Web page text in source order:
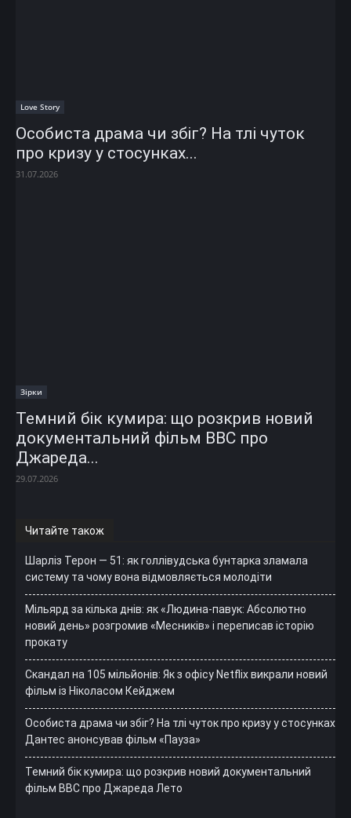
Love Story
Особиста драма чи збіг? На тлі чуток
про кризу у стосунках...
31.07.2026
Зірки
Темний бік кумира: що розкрив новий
документальний фільм ВВС про
Джареда...
29.07.2026
Читайте також
Шарліз Терон — 51: як голлівудська бунтарка зламала
систему та чому вона відмовляється молодіти
Мільярд за кілька днів: як «Людина-павук: Абсолютно
новий день» розгромив «Месників» і переписав історію
прокату
Скандал на 105 мільйонів: Як з офісу Netflix викрали новий
фільм із Ніколасом Кейджем
Особиста драма чи збіг? На тлі чуток про кризу у стосунках
Дантес анонсував фільм «Пауза»
Темний бік кумира: що розкрив новий документальний
фільм ВВС про Джареда Лето